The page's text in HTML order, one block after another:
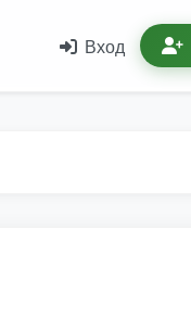
Вход